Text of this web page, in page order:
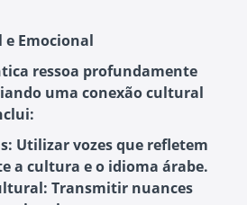
e Emocional
ressoa profundamente
uma conexão cultural
: Utilizar vozes que refletem
a cultura e o idioma árabe.
: Transmitir nuances